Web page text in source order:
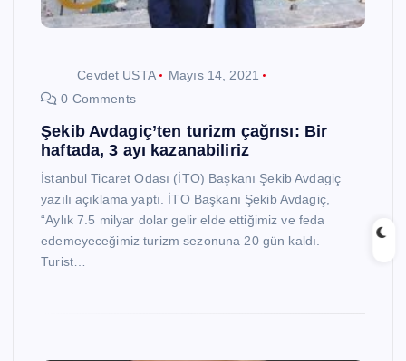
Cevdet USTA
Mayıs 14, 2021
0 Comments
Şekib Avdagiç’ten turizm çağrısı: Bir
haftada, 3 ayı kazanabiliriz
İstanbul Ticaret Odası (İTO) Başkanı Şekib Avdagiç
yazılı açıklama yaptı. İTO Başkanı Şekib Avdagiç,
“Aylık 7.5 milyar dolar gelir elde ettiğimiz ve feda
edemeyeceğimiz turizm sezonuna 20 gün kaldı.
Turist…